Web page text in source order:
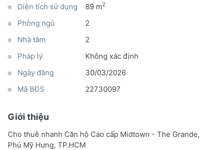
Diện tích sử dụng 89 m2
Phòng ngủ
2
Nhà tắm
2
Pháp lý
Không xác định
Ngày đăng
30/03/2026
Mã BĐS
22730097
Giới thiệu
Cho thuê nhanh Căn hộ Cao cấp Midtown - The Grande,
Phú Mỹ Hưng, TP.HCM